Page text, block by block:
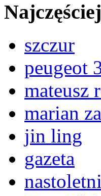
szczur
peugeot
mateusz
marian
jin ling
gazeta